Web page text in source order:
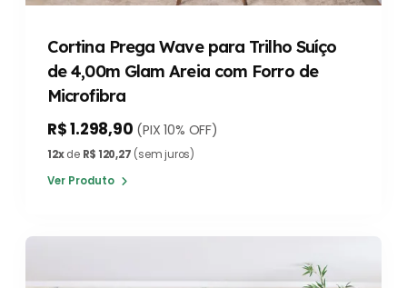
Cortina Prega Wave para Trilho Suíço
de 4,00m Glam Areia com Forro de
Microfibra
R$ 1.298,90 (PIX 10% OFF)
12xde R$ 120,27 (sem juros)
Ver Produto